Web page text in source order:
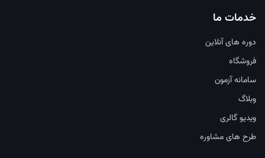
خدمات ما
دوره های آنلاین
فروشگاه
سامانه آزمون
وبلاگ
ویدیو گالری
طرح های مشاوره